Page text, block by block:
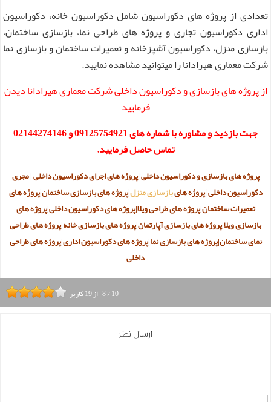
تعدادی از پروژه های دکوراسیون شامل دکوراسیون خانه، دکوراسیون
اداری دکوراسیون تجاری و پروژه های طراحی نما، بازسازی ساختمان،
بازسازی منزل، دکوراسیون آشپزخانه و تعمیرات ساختمان و بازسازی نما
شرکت معماری هیرادانا را میتوانید مشاهده نمایید.
از پروژه های بازسازی و دکوراسیون داخلی شرکت معماری هیرادانا دیدن
فرمایید
جهت بازدید و مشاوره با شماره های 09125754921 و 02144274146
تماس حاصل فرمایید.
پروژه های بازسازی و دکوراسیون داخلی|پروژه های اجرای دکوراسیون داخلی | مجری
دکوراسیون داخلی|پروژه هایبازسازی منزل|پروژه هایبازسازی ساختمان|پروژه های
تعمیرات ساختمان|پروژه هایطراحی ویلا|پروژه های دکوراسیون داخلی|پروژه های
بازسازی ویلا|پروژه هایبازسازی آپارتمان|پروژه هایبازسازی خانه|پروژه هایطراحی
نمای ساختمان|پروژه هایبازسازی نما|پروژه هایدکوراسیون اداری|پروژه هایطراحی
داخلی
8/10 از19کاربر
ارسال نظر